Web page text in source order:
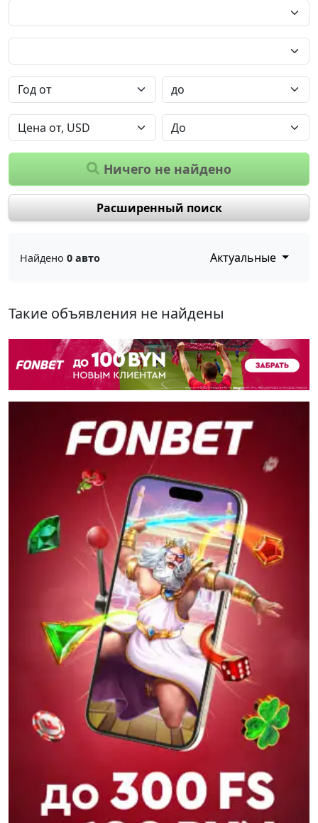
Ничего не найдено
Расширенный поиск
Найдено 0 авто Актуальные
Такие объявления не найдены